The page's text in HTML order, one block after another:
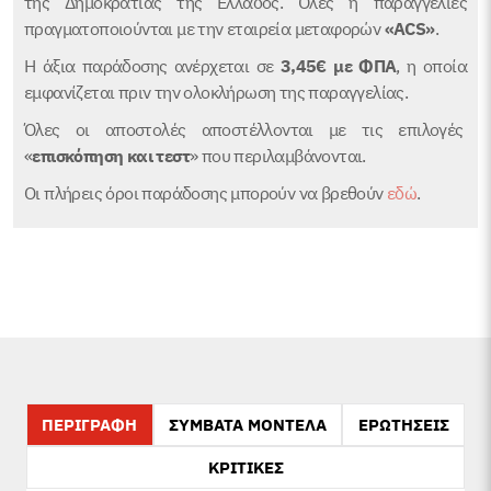
πραγματοποιούνται με την εταιρεία μεταφορών«ACS».
Η άξια παράδοσης ανέρχεται σε 3,45€ με ΦΠΑ, η οποία
εμφανίζεται πριν την ολοκλήρωση της παραγγελίας.
Όλες οι αποστολές αποστέλλονται με τις επιλογές
«επισκόπηση και τεστ» που περιλαμβάνονται.
Οι πλήρεις όροι παράδοσης μπορούν να βρεθούν εδώ.
ΠΕΡΙΓΡΑΦΗ ΣΥΜΒΑΤΑ ΜΟΝΤΕΛΑ ΕΡΩΤΗΣΕΙΣ
ΚΡΙΤΙΚΕΣ